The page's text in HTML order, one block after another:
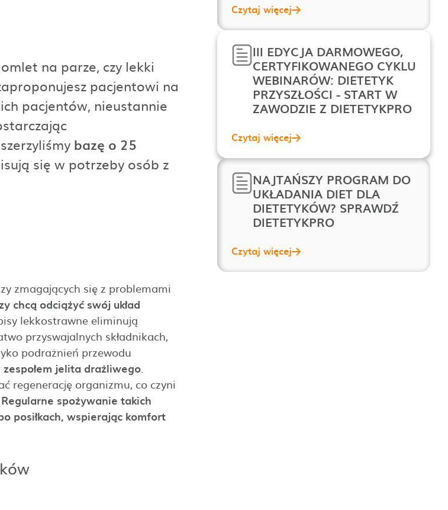
na parze, czy lekki
pacjentowi na
pacjentów, nieustannie
bazę o 25
się w potrzeby osób z
zmagających się z problemami
chcą odciążyć swój układ
lekkostrawne eliminują
przyswajalnych składnikach,
podrażnień przewodu
jelita drażliwego.
regenerację organizmu, co czyni
Regularne spożywanie takich
posiłkach, wspierając komfort
Czytaj więcej
III EDYCJA DARMOWEGO,
CERTYFIKOWANEGO CYKLU
WEBINARÓW: DIETETYK
PRZYSZŁOŚCI - START W
ZAWODZIE Z DIETETYKPRO
Czytaj więcej
NAJTAŃSZY PROGRAM DO
UKŁADANIA DIET DLA
DIETETYKÓW? SPRAWDŹ
DIETETYKPRO
Czytaj więcej